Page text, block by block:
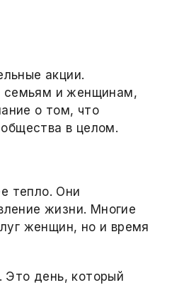
акции.
семьям и женщинам,
о том, что
в целом.
тепло. Они
жизни. Многие
женщин, но и время
Это день, который